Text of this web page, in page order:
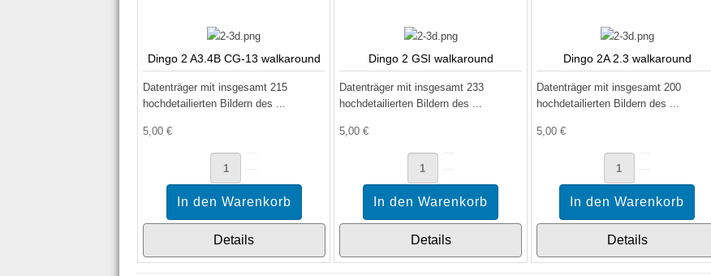
Dingo 2 A3.4B CG-13 walkaround
Datenträger mit insgesamt 215
hochdetailierten Bildern des ...
5,00 €
Details
Dingo 2 GSI walkaround
Datenträger mit insgesamt 233
hochdetailierten Bildern des ...
5,00 €
Details
Dingo 2A 2.3 walkaround
Datenträger mit insgesamt 200
hochdetailierten Bildern des ...
5,00 €
Details